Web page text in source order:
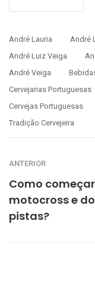
André Lauria
André
André Luiz Veiga
André Veiga
Cervejarias Portuguesas
Cervejas Portuguesas
Tradição Cervejeira
ANTERIOR
Como
motocross e
pistas?